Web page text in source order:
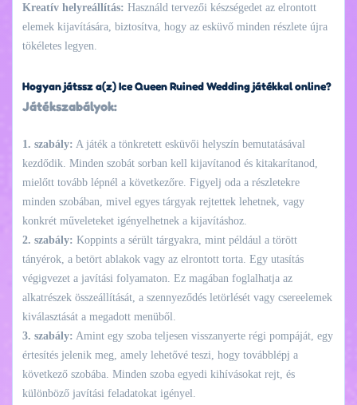
Kreatív helyreállítás: Használd tervezői készségedet az elrontott
elemek kijavítására, biztosítva, hogy az esküvő minden részlete újra
tökéletes legyen.
Hogyan játssz a(z) Ice Queen Ruined Wedding játékkal online?
Játékszabályok:
1. szabály: A játék a tönkretett esküvői helyszín bemutatásával
kezdődik. Minden szobát sorban kell kijavítanod és kitakarítanod,
mielőtt tovább lépnél a következőre. Figyelj oda a részletekre
minden szobában, mivel egyes tárgyak rejtettek lehetnek, vagy
konkrét műveleteket igényelhetnek a kijavításhoz.
2. szabály: Koppints a sérült tárgyakra, mint például a törött
tányérok, a betört ablakok vagy az elrontott torta. Egy utasítás
végigvezet a javítási folyamaton. Ez magában foglalhatja az
alkatrészek összeállítását, a szennyeződés letörlését vagy csereelemek
kiválasztását a megadott menüből.
3. szabály: Amint egy szoba teljesen visszanyerte régi pompáját, egy
értesítés jelenik meg, amely lehetővé teszi, hogy továbblépj a
következő szobába. Minden szoba egyedi kihívásokat rejt, és
különböző javítási feladatokat igényel.